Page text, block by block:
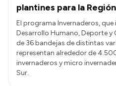
plantines para la
El programa Invernaderos,
Desarrollo Humano, Deporte
de 36 bandejas de distintas
representan alrededor de
invernaderos y micro
Sur.